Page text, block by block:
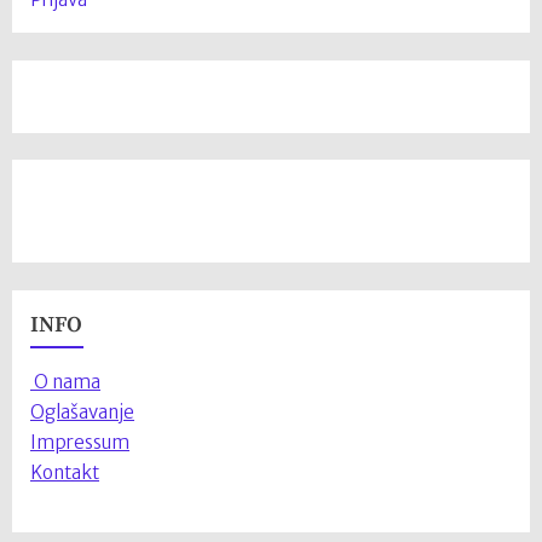
INFO
O nama
Oglašavanje
Impressum
Kontakt